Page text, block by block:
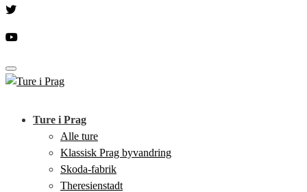
Toggle navigation
Ture i Prag
Alle ture
Klassisk Prag byvandring
Skoda-fabrik
Theresienstadt